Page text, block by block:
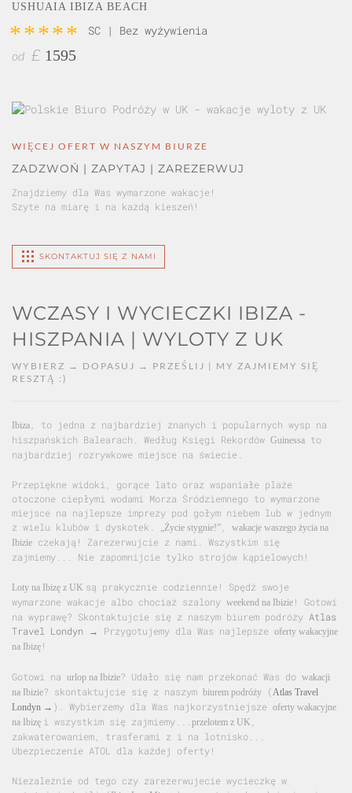
USHUAIA IBIZA BEACH
***** SC | Bez wyżywienia
od £ 1595
WIĘCEJ OFERT W NASZYM BIURZE
ZADZWOŃ | ZAPYTAJ | ZAREZERWUJ
Znajdziemy dla Was wymarzone wakacje!
Szyte na miarę i na każdą kieszeń!
SKONTAKTUJ SIĘ Z NAMI
WCZASY I WYCIECZKI IBIZA -
HISZPANIA | WYLOTY Z UK
WYBIERZ → DOPASUJ → PRZEŚLIJ | MY ZAJMIEMY SIĘ
RESZTĄ :)
Ibiza , to jedna z najbardziej znanych i popularnych wysp na
hiszpańskich Balearach. Według Księgi Rekordów Guinessa to
najbardziej rozrywkowe miejsce na świecie.
Przepiękne widoki, gorące lato oraz wspaniałe plaże
otoczone ciepłymi wodami Morza Śródziemnego to wymarzone
miejsce na najlepsze imprezy pod gołym niebem lub w jednym
z wielu klubów i dyskotek.
„Życie stygnie!”
wakacje waszego życia na
Ibizie czekają! Zarezerwujcie z nami. Wszystkim się
zajmiemy... Nie zapomnijcie tylko strojów kąpielowych!
Loty na Ibizę z UK są prakycznie codziennie! Spędź swoje
wymarzone wakacje albo chociaż szalony weekend na Ibizie ! Gotowi
na wyprawę? Skontaktujcie się z naszym biurem podróży Atlas
Travel Londyn →
Przygotujemy dla Was najlepsze oferty wakacyjne
na Ibizę !
Gotowi na urlop na Ibizie? Udało się nam przekonać Was do wakacji
na Ibizie? skontaktujcie się z naszym biurem podróży (Atlas Travel
Londyn → ). Wybierzemy dla Was najkorzystniejsze oferty wakacyjne
na Ibizę i wszystkim się zajmiemy... przelotem z UK
zakwaterowaniem, trasferami z i na lotnisko...
Ubezpieczenie ATOL dla każdej oferty!
Niezależnie od tego czy zarezerwujecie wycieczkę w